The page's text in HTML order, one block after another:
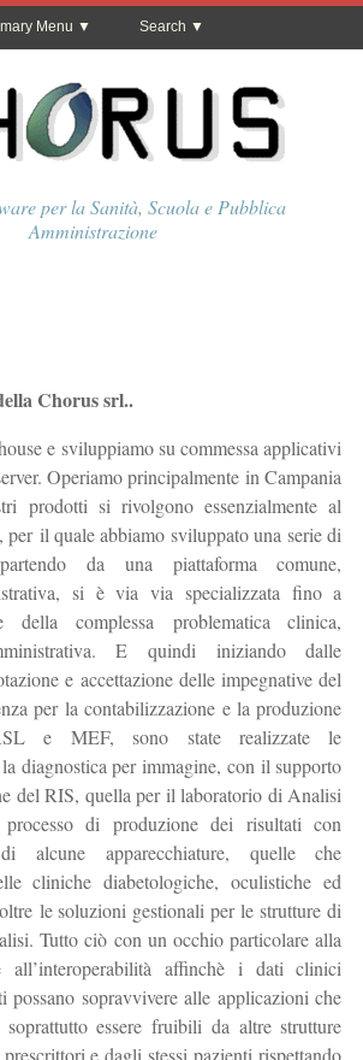
Menu Search
per la Sanità, Scuola e Pubblica
Amministrazione
Chorus srl..
e sviluppiamo su commessa applicativi
Operiamo principalmente in Campania
prodotti si rivolgono essenzialmente al
per il quale abbiamo sviluppato una serie di
da una piattaforma comune,
si è via via specializzata fino a
della complessa problematica clinica,
E quindi iniziando dalle
e accettazione delle impegnative del
per la contabilizzazione e la produzione
e MEF, sono state realizzate le
diagnostica per immagine, con il supporto
del RIS, quella per il laboratorio di Analisi
processo di produzione dei risultati con
di alcune apparecchiature, quelle che
cliniche diabetologiche, oculistiche ed
le soluzioni gestionali per le strutture di
Tutto ciò con un occhio particolare alla
all’interoperabilità affinchè i dati clinici
possano sopravvivere alle applicazioni che
essere fruibili da altre strutture
e dagli stessi pazienti rispettando